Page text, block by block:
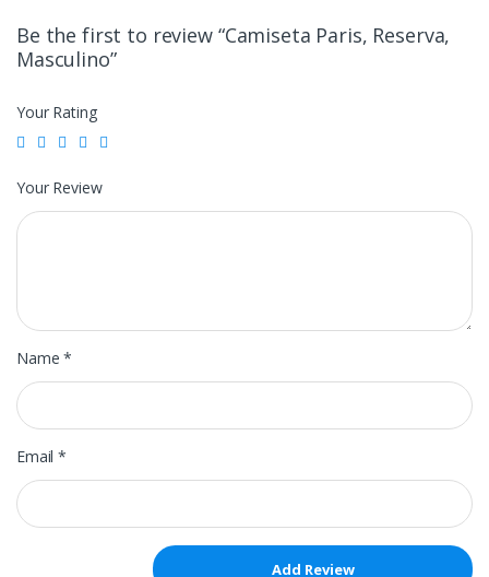
Be the first to review “Camiseta Paris, Reserva,
Masculino”
Your Rating
Your Review
Name*
Email*